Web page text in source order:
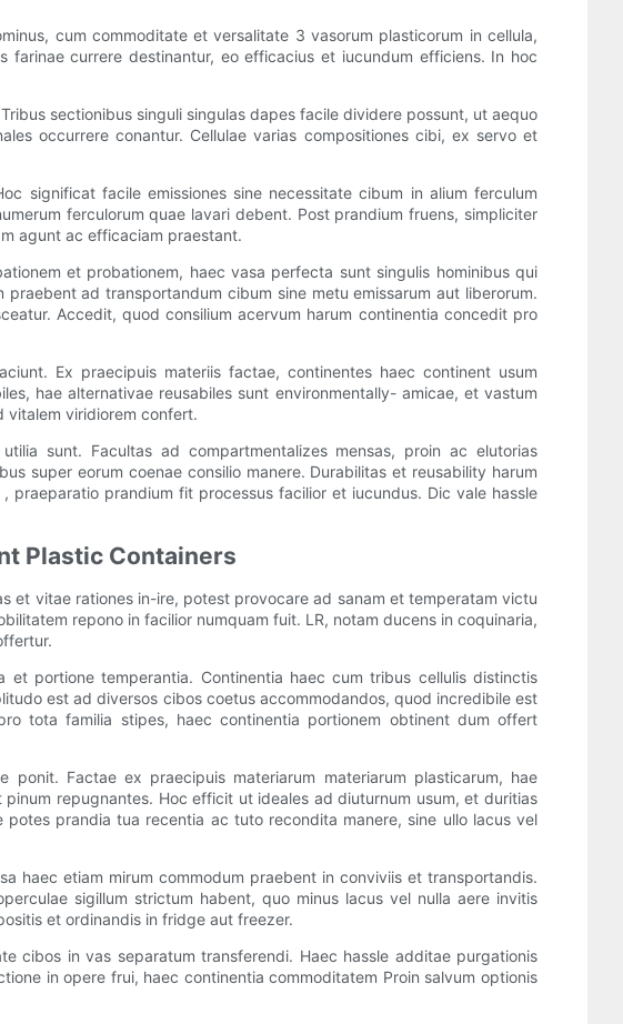
cum commoditate et versalitate 3 vasorum plasticorum in cellula,
farinae currere destinantur, eo efficacius et iucundum efficiens. In hoc
sectionibus singuli singulas dapes facile dividere possunt, ut aequo
occurrere conantur. Cellulae varias compositiones cibi, ex servo et
significat facile emissiones sine necessitate cibum in alium ferculum
ferculorum quae lavari debent. Post prandium fruens, simpliciter
agunt ac efficaciam praestant.
et probationem, haec vasa perfecta sunt singulis hominibus qui
ad transportandum cibum sine metu emissarum aut liberorum.
Accedit, quod consilium acervum harum continentia concedit pro
Ex praecipuis materiis factae, continentes haec continent usum
hae alternativae reusabiles sunt environmentally- amicae, et vastum
vitalem viridiorem confert.
sunt. Facultas ad compartmentalizes mensas, proin ac elutorias
super eorum coenae consilio manere. Durabilitas et reusability harum
prandium fit processus facilior et iucundus. Dic vale hassle
Plastic Containers
et vitae rationes in-ire, potest provocare ad sanam et temperatam victu
repono in facilior numquam fuit. LR, notam ducens in coquinaria,
et portione temperantia. Continentia haec cum tribus cellulis distinctis
est ad diversos cibos coetus accommodandos, quod incredibile est
tota familia stipes, haec continentia portionem obtinent dum offert
ponit. Factae ex praecipuis materiarum materiarum plasticarum, hae
repugnantes. Hoc efficit ut ideales ad diuturnum usum, et duritias
prandia tua recentia ac tuto recondita manere, sine ullo lacus vel
haec etiam mirum commodum praebent in conviviis et transportandis.
sigillum strictum habent, quo minus lacus vel nulla aere invitis
et ordinandis in fridge aut freezer.
cibos in vas separatum transferendi. Haec hassle additae purgationis
in opere frui, haec continentia commoditatem Proin salvum optionis